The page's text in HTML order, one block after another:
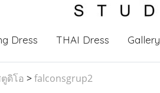
Dress THAI Dress Gallery
ดิโอ >falconsgrup2